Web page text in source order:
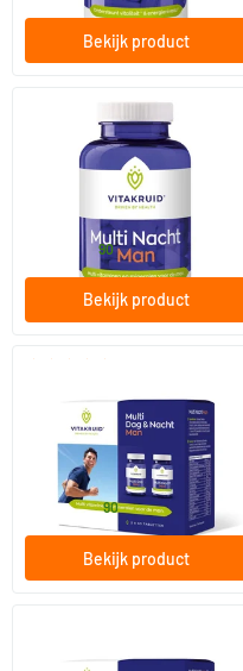
Bekijk product
Multi Nacht Man
30 tabletten
Vitakruid
16.90
Bekijk product
Multi Dag & Nacht Man
60 tabletten
Vitakruid
vanaf29.90
Bekijk product
Multi Dag & Nacht Man Sport